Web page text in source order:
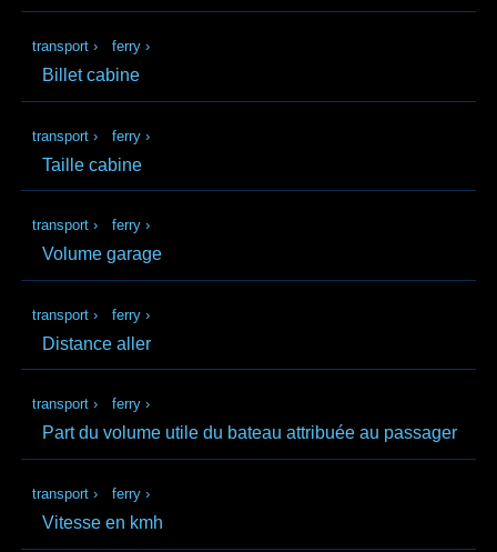
transport › ferry ›
Billet cabine
transport › ferry ›
Taille cabine
transport › ferry ›
Volume garage
transport › ferry ›
Distance aller
transport › ferry ›
Part du volume utile du bateau attribuée au passager
transport › ferry ›
Vitesse en kmh